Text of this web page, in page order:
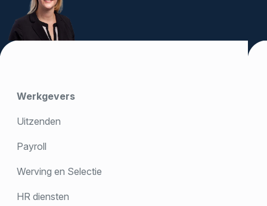
Werkgevers
Uitzenden
Payroll
Werving en Selectie
HR diensten